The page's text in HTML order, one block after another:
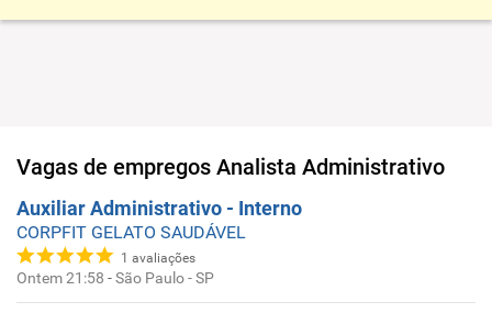
Vagas de empregos Analista Administrativo
Auxiliar Administrativo - Interno
CORPFIT GELATO SAUDÁVEL
1 avaliações
Ontem 21:58 -São Paulo - SP